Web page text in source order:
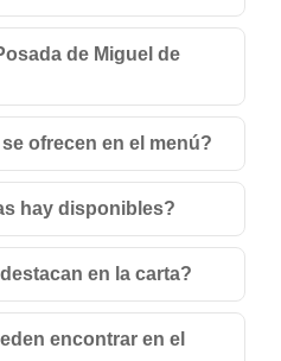
de Miguel de
ofrecen en el menú?
hay disponibles?
en la carta?
encontrar en el